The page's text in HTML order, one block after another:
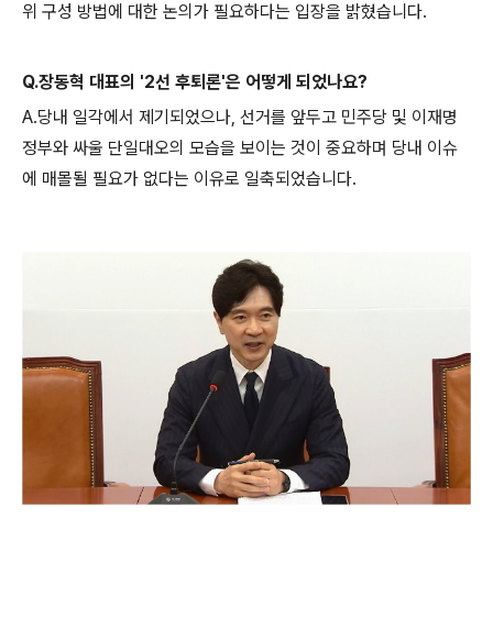
위 구성 방법에 대한 논의가 필요하다는 입장을 밝혔습니다.
Q.장동혁 대표의 '2선 후퇴론'은 어떻게 되었나요?
A.당내 일각에서 제기되었으나, 선거를 앞두고 민주당 및 이재명
정부와 싸울 단일대오의 모습을 보이는 것이 중요하며 당내 이슈
에 매몰될 필요가 없다는 이유로 일축되었습니다.